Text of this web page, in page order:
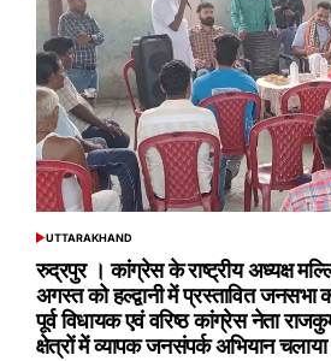
POSTED
UTTARAKHAND
रुद्रपुर । कांग्रेस के राष्ट्रीय अध्यक्ष
अगस्त को हल्द्वानी में प्रस्तावित
पूर्व विधायक एवं वरिष्ठ कांग्रेस नेता
क्षेत्रों में व्यापक जनसंपर्क अभियान